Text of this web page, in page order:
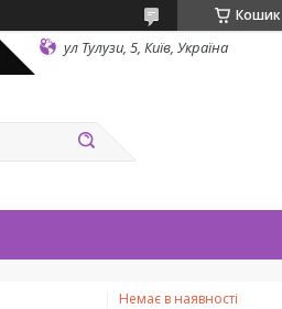
Кошик
ул Тулузи, 5, Київ, Україна
Немає в наявності